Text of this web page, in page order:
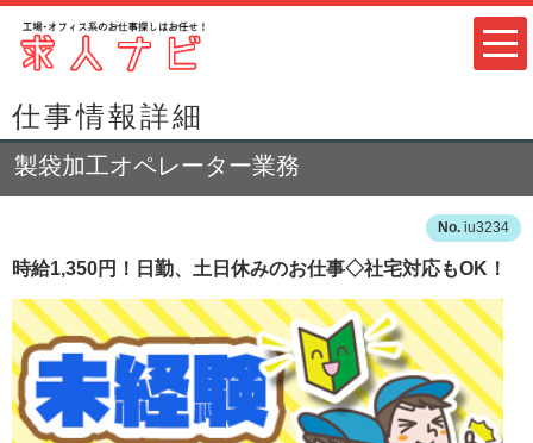
仕事情報詳細
製袋加工オペレーター業務
iu3234
時給1,350円！日勤、土日休みのお仕事◇社宅対応もOK！